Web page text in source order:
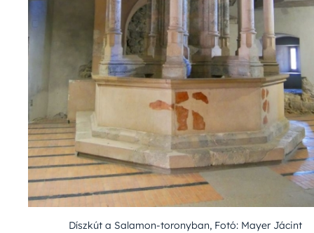
Díszkút a Salamon-toronyban, Fotó: Mayer Jácint